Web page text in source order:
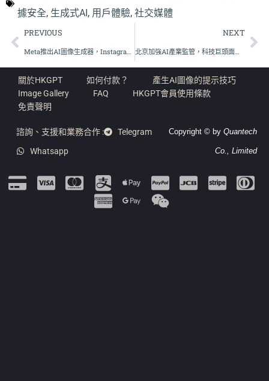
據安全, 生成式AI, 用戶體驗, 社交媒體
PREVIOUS NEXT
北京加強AI產業監管，科技巨頭面臨新挑戰
關於HKGPT 如何付款？
產生AI圖像的提示技巧
Image Gallery
FAQ
HKGPT會員使用條款
免責聲明
諮詢、支援和業務合作 :
Telegram
Whatsapp
Copyright © by Quantech
Co., Limited